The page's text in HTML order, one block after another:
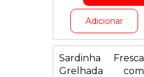
Adicionar
Sardinha Fresca
Grelhada com